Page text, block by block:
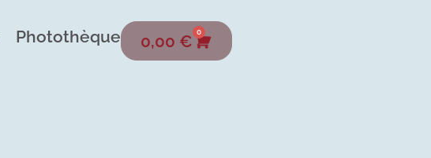
Photothèque 0,00 € 0